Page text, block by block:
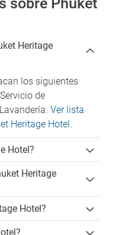
Heritage
los siguientes
de
Ver lista
Heritage Hotel.
Hotel?
Heritage
Hotel?